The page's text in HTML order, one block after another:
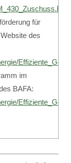
für
des
im
BAFA: